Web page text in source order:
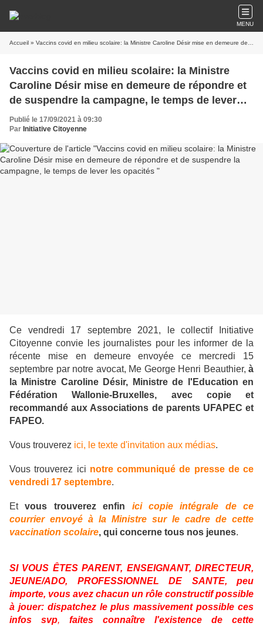
MENU
Accueil » Vaccins covid en milieu scolaire: la Ministre Caroline Désir mise en demeure de répondre et de suspendre la campagne, le temps de lever les opacités
Vaccins covid en milieu scolaire: la Ministre
Caroline Désir mise en demeure de répondre et
de suspendre la campagne, le temps de lever
les opacités
Publié le 17/09/2021 à 09:30
Par Initiative Citoyenne
Ce vendredi 17 septembre 2021, le collectif Initiative
Citoyenne convie les journalistes pour les informer de la
récente mise en demeure envoyée ce mercredi 15
septembre par notre avocat, Me George Henri Beauthier, à
la Ministre Caroline Désir, Ministre de l'Education en
Fédération Wallonie-Bruxelles, avec copie et
recommandé aux Associations de parents UFAPEC et
FAPEO.
Vous trouverez ici, le texte d'invitation aux médias.
Vous trouverez ici notre communiqué de presse de ce
vendredi 17 septembre.
Etvous trouverez enfin ici copie intégrale de ce
courrier envoyé à la Ministre sur le cadre de cette
vaccination scolaire, qui concerne tous nos jeunes.
SI VOUS ÊTES PARENT, ENSEIGNANT, DIRECTEUR,
JEUNE/ADO, PROFESSIONNEL DE SANTE, peu
importe, vous avez chacun un rôle constructif possible
à jouer: dispatchez le plus massivement possible ces
infos svp, faites connaître l'existence de cette